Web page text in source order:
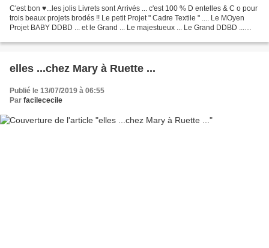
C'est bon ♥...les jolis Livrets sont Arrivés ... c'est 100 % D entelles & C o pour
trois beaux projets brodés !! Le petit Projet " Cadre Textile " .... Le MOyen
Projet BABY DDBD ... et le Grand ... Le majestueux ... Le Grand DDBD ...
elles ...chez Mary à Ruette ...
Publié le 13/07/2019 à 06:55
Par facilececile